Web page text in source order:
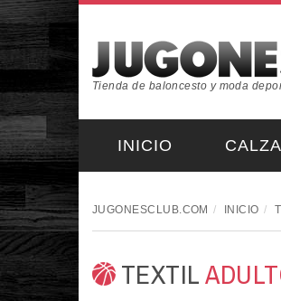
Tienda de baloncesto y moda
INICIO
JUGONESCLUB.COM INICIO
TEXTIL